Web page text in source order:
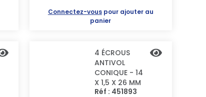
Connectez-vouspour ajouter au
panier
4 ÉCROUS
ANTIVOL
CONIQUE - 14
X 1,5 X 26 MM
Réf : 451893